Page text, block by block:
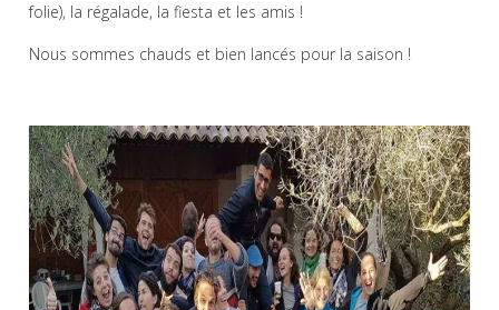
folie), la régalade, la fiesta et les amis !
Nous sommes chauds et bien lancés pour la saison !